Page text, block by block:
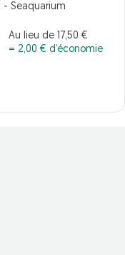
- Seaquarium
Au lieu de 17,50 €
= 2,00 € d’économie
Grau du Roi